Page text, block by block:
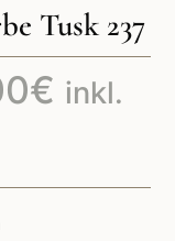
Tusk 237
€ inkl.